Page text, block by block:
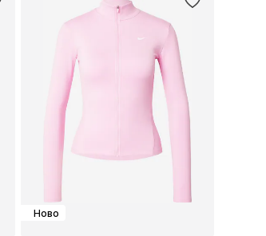
Ново